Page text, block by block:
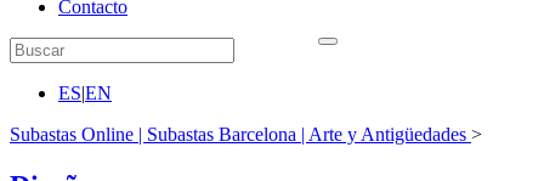
Contacto
ES|EN
Subastas Online | Subastas Barcelona | Arte y Antigüedades >